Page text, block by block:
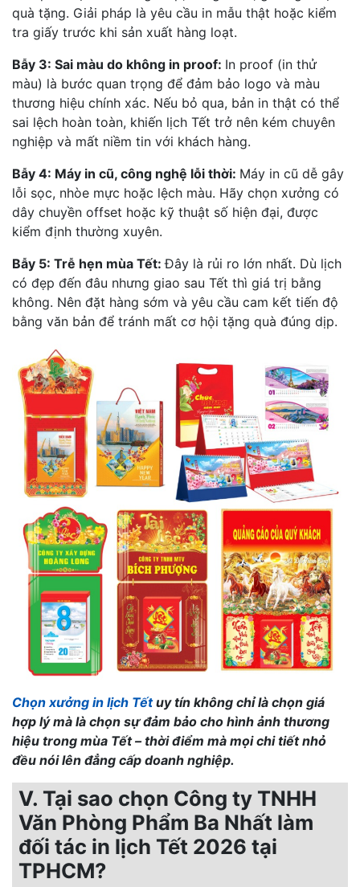
quà tặng. Giải pháp là yêu cầu in mẫu thật hoặc kiểm
tra giấy trước khi sản xuất hàng loạt.
Bẫy 3: Sai màu do không in proof: In proof (in thử
màu) là bước quan trọng để đảm bảo logo và màu
thương hiệu chính xác. Nếu bỏ qua, bản in thật có thể
sai lệch hoàn toàn, khiến lịch Tết trở nên kém chuyên
nghiệp và mất niềm tin với khách hàng.
Bẫy 4: Máy in cũ, công nghệ lỗi thời: Máy in cũ dễ gây
lỗi sọc, nhòe mực hoặc lệch màu. Hãy chọn xưởng có
dây chuyền offset hoặc kỹ thuật số hiện đại, được
kiểm định thường xuyên.
Bẫy 5: Trễ hẹn mùa Tết:Đây là rủi ro lớn nhất. Dù lịch
có đẹp đến đâu nhưng giao sau Tết thì giá trị bằng
không. Nên đặt hàng sớm và yêu cầu cam kết tiến độ
bằng văn bản để tránh mất cơ hội tặng quà đúng dịp.
Chọn xưởng in lịch Tếtuy tín không chỉ là chọn giá
hợp lý mà là chọn sự đảm bảo cho hình ảnh thương
hiệu trong mùa Tết – thời điểm mà mọi chi tiết nhỏ
đều nói lên đẳng cấp doanh nghiệp.
V. Tại sao chọn Công ty TNHH
Văn Phòng Phẩm Ba Nhất làm
đối tác in lịch Tết 2026 tại
TPHCM?